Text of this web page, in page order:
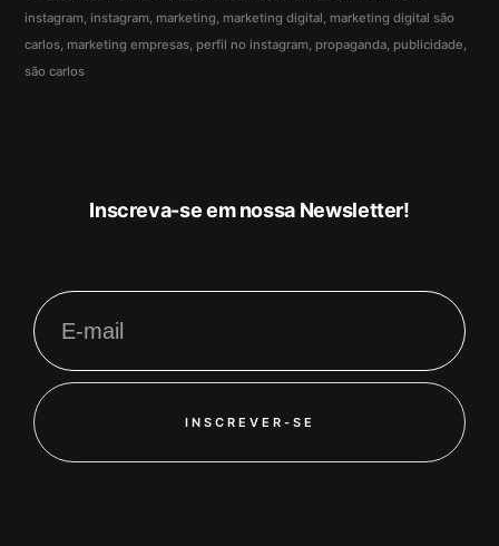
instagram instagram marketing marketing digital marketing digital são
carlos marketing empresas perfil no instagram propaganda publicidade
são carlos
Inscreva-se em nossa Newsletter!
INSCREVER-SE